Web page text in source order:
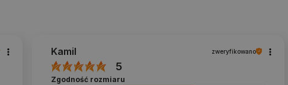
Kamil zweryfikowano
5
Zgodność rozmiaru